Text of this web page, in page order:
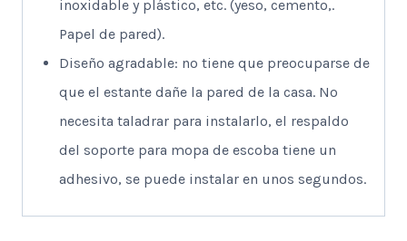
inoxidable y plástico, etc. (yeso, cemento,.
Papel de pared).
Diseño agradable: no tiene que preocuparse de
que el estante dañe la pared de la casa. No
necesita taladrar para instalarlo, el respaldo
del soporte para mopa de escoba tiene un
adhesivo, se puede instalar en unos segundos.